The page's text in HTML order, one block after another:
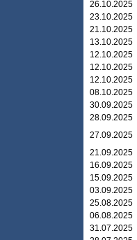
26.10.2025
23.10.2025
21.10.2025
13.10.2025
12.10.2025
12.10.2025
12.10.2025
08.10.2025
30.09.2025
28.09.2025
27.09.2025
21.09.2025
16.09.2025
15.09.2025
03.09.2025
25.08.2025
06.08.2025
31.07.2025